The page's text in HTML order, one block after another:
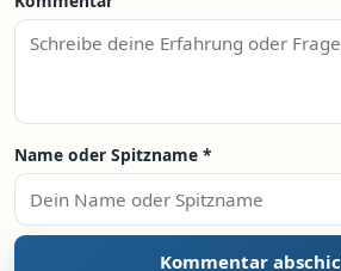
Name oder Spitzname *